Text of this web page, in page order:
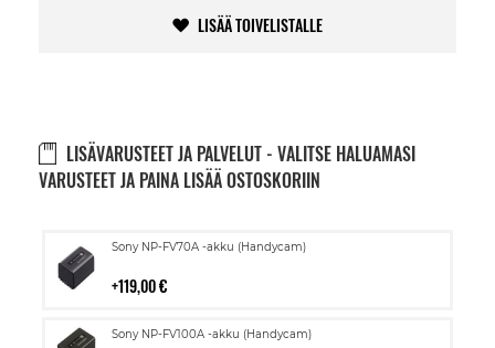
LISÄÄ TOIVELISTALLE
LISÄVARUSTEET JA PALVELUT - VALITSE HALUAMASI
VARUSTEET JA PAINA LISÄÄ OSTOSKORIIN
Sony NP-FV70A -akku (Handycam)
119,00 €
Lisää
Sony NP-FV100A -akku (Handycam)
Lisää